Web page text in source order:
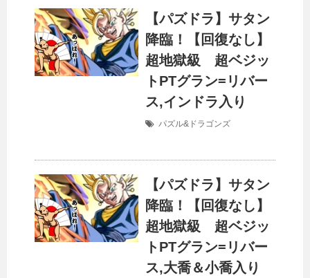
【パズドラ】サタン
降臨！【回復なし】
超地獄級 超ベジッ
トPTグラン=リバー
ス,インドラ入り
パズル&ドラゴンズ
【パズドラ】サタン
降臨！【回復なし】
超地獄級 超ベジッ
トPTグラン=リバー
ス,大喬＆小喬入り